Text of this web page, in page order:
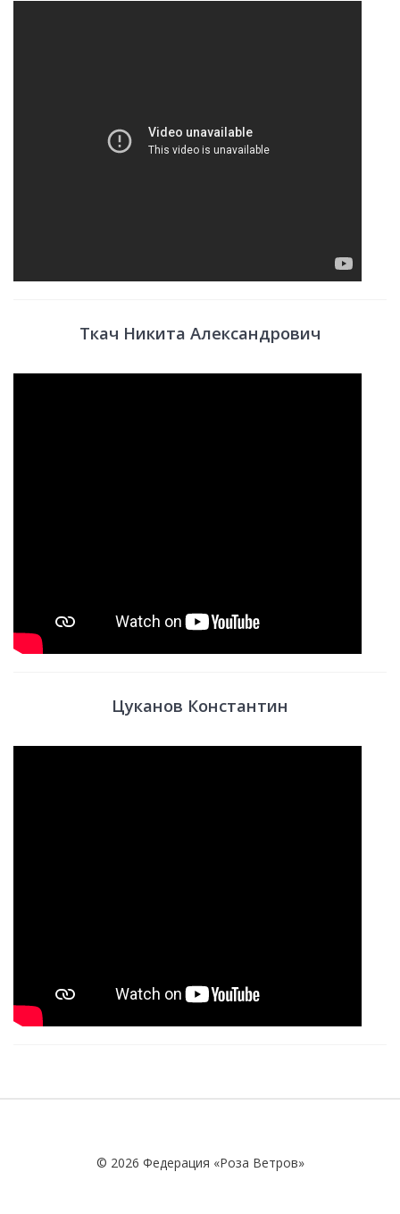
Ткач Никита Александрович
Цуканов Константин
© 2026 Федерация «Роза Ветров»